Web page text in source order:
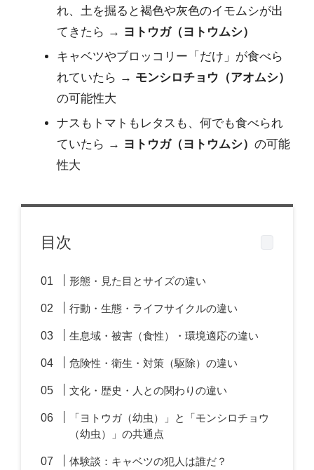
れ、土を掘ると褐色や灰色のイモムシが出
てきたら → ヨトウガ（ヨトウムシ）
キャベツやブロッコリー「だけ」が食べら
れていたら → モンシロチョウ（アオムシ）
の可能性大
ナスもトマトもレタスも、何でも食べられ
ていたら → ヨトウガ（ヨトウムシ） の可能
性大
目次
形態・見た目とサイズの違い
行動・生態・ライフサイクルの違い
生息域・被害（食性）・環境適応の違い
危険性・衛生・対策（駆除）の違い
文化・歴史・人との関わりの違い
「ヨトウガ（幼虫）」と「モンシロチョウ
（幼虫）」の共通点
体験談：キャベツの犯人は誰だ？